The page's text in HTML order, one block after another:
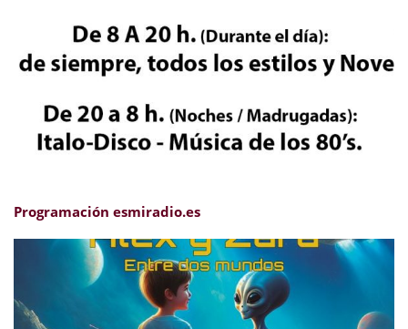
Programación esmiradio.es